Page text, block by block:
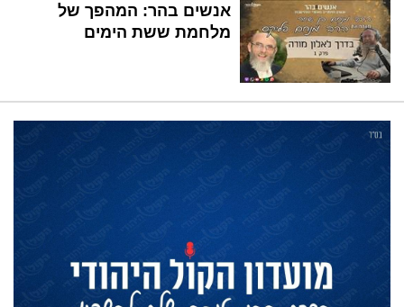
אנשים בהר: המהפך של
מלחמת ששת הימים